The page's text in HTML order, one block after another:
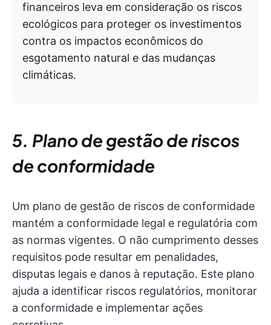
financeiros leva em consideração os riscos
ecológicos para proteger os investimentos
contra os impactos econômicos do
esgotamento natural e das mudanças
climáticas.
5. Plano de gestão de riscos
de conformidade
Um plano de gestão de riscos de conformidade
mantém a conformidade legal e regulatória com
as normas vigentes. O não cumprimento desses
requisitos pode resultar em penalidades,
disputas legais e danos à reputação. Este plano
ajuda a identificar riscos regulatórios, monitorar
a conformidade e implementar ações